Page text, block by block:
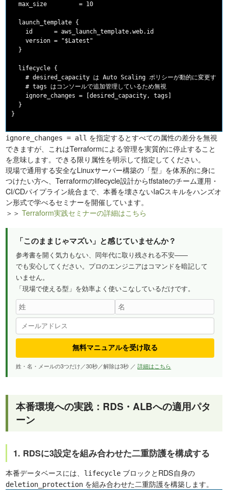
  max_size         = 10
  launch_template {
    id      = aws_launch_template.web.id
    version = "$Latest"
  }
  lifecycle {
# desired_capacity は Auto Scaling ポリシーが動的に変更する
    # tags はコンソールで追加管理しているため無視
    ignore_changes = [desired_capacity, tags]
  }
ignore_changes = all を指定するとすべての属性の差分を無視
できますが、これはTerraformによる管理を実質的に停止すること
を意味します。できる限り属性を明示して指定してください。
現場で通用する安全なLinuxサーバー構築の「型」を体系的に身に
つけたい方へ、Terraformのlifecycle設計からtfstateのチーム運用・
CI/CDパイプライン統合まで、本番を壊さないIaCスキルをハンズオ
ン形式で学べるセミナーを開催しています。
＞＞Terraform実践セミナーの詳細はこちら
「このままじゃマズい」と感じていませんか？
参考書を開く気力もない、同年代に取り残される不安——
でも安心してください。プロのエンジニアはコマンドを暗記して
いません。
「現場で使える型」を効率よく使いこなしているだけです。
無料マニュアルを受け取る
姓・名・メールの3つだけ／30秒／解除は3秒 ／詳細はこちら
本番環境への実践：RDS・ALBへの適用パタ
ーン
1. RDSに3設定を組み合わせた二重防護を構成する
本番データベースには、 lifecycle ブロックとRDS自身の
deletion_protection を組み合わせた二重防護を構築します。